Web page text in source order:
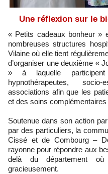
Une réflexion sur le
« Petits cadeaux bonheur »
nombreuses structures
Vilaine où elle tient
d’organiser une deuxième «
» à laquelle participent
hypnothérapeutes,
associations afin que les
et des soins
Soutenue dans son action
par des particuliers, la
Cissé et de Combourg –
rayonne pour répondre aux
delà du département
gracieusement.